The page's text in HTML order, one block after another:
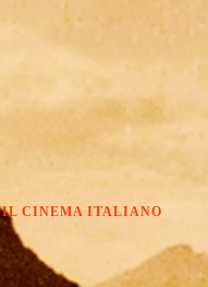
IL CINEMA ITALIANO